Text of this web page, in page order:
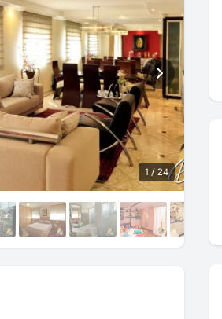
1 / 24